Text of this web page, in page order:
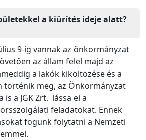
a kiürítés ideje alatt?
9-ig vannak az önkormányzat
az állam felel majd az
a lakók kiköltözése és a
történik meg, az Önkormányzat
a JGK Zrt. lássa el a
feladatokat. Ennek
fogunk folytatni a Nemzeti